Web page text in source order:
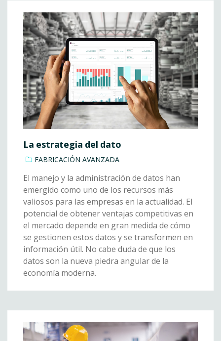
La estrategia del dato
FABRICACIÓN AVANZADA
El manejo y la administración de datos han
emergido como uno de los recursos más
valiosos para las empresas en la actualidad. El
potencial de obtener ventajas competitivas en
el mercado depende en gran medida de cómo
se gestionen estos datos y se transformen en
información útil. No cabe duda de que los
datos son la nueva piedra angular de la
economía moderna.